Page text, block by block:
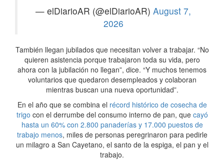
— elDiarioAR (@elDiarioAR) August 7,
2026
También llegan jubilados que necesitan volver a trabajar. “No
quieren asistencia porque trabajaron toda su vida, pero
ahora con la jubilación no llegan”, dice. “Y muchos tenemos
voluntarios que quedaron desempleados y colaboran
mientras buscan una nueva oportunidad”.
En el año que se combina el récord histórico de cosecha de
trigo con el derrumbe del consumo interno de pan, que cayó
hasta un 60% con 2.800 panaderías y 17.000 puestos de
trabajo menos, miles de personas peregrinaron para pedirle
un milagro a San Cayetano, el santo de la espiga, el pan y el
trabajo.